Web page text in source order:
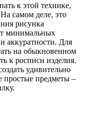
к этой технике,
самом деле, это
рисунка
минимальных
аккуратности. Для
на обыкновенном
к росписи изделия.
удивительно
простые предметы –